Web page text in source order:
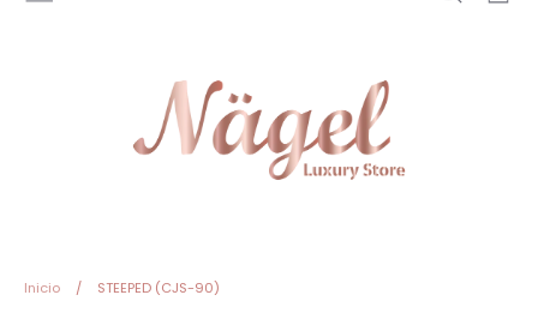
MARCAS DE ACRILICOS & GEL PINCELES (por tipos)
Inicio / STEEPED (CJS-90)